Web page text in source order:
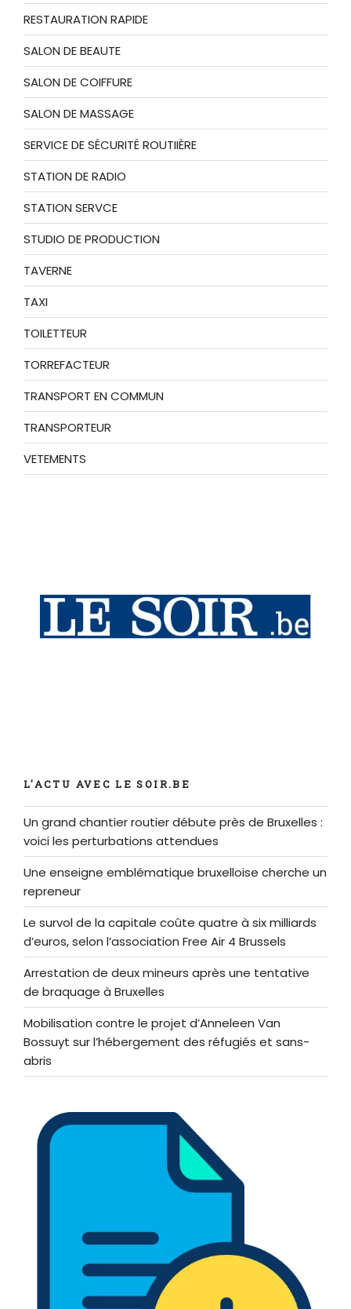
RESTAURATION RAPIDE
SALON DE BEAUTE
SALON DE COIFFURE
SALON DE MASSAGE
SERVICE DE SÉCURITÉ ROUTIIÈRE
STATION DE RADIO
STATION SERVCE
STUDIO DE PRODUCTION
TAVERNE
TAXI
TOILETTEUR
TORREFACTEUR
TRANSPORT EN COMMUN
TRANSPORTEUR
VETEMENTS
L'ACTU AVEC LE SOIR.BE
Un grand chantier routier débute près de Bruxelles :
voici les perturbations attendues
Une enseigne emblématique bruxelloise cherche un
repreneur
Le survol de la capitale coûte quatre à six milliards
d’euros, selon l’association Free Air 4 Brussels
Arrestation de deux mineurs après une tentative
de braquage à Bruxelles
Mobilisation contre le projet d’Anneleen Van
Bossuyt sur l’hébergement des réfugiés et sans-
abris